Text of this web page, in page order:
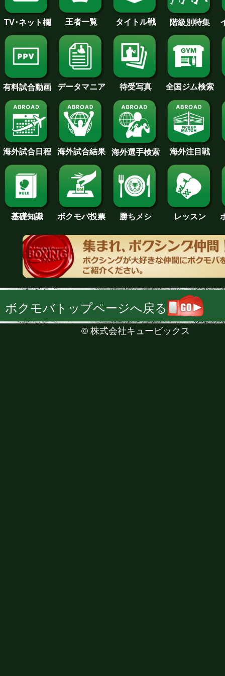
TV･ネット欄 王者一覧 タイトル戦 階級別特集
有料試合動画 データマニア 待受写真 全国ジム検索
海外試合日程 海外試合結果 海外選手検索 海外注目戦
基礎知識 ボクモバ投票 勝ちメシ レッスン
ボクモバトップページへ戻る
© 株式会社キュービックス